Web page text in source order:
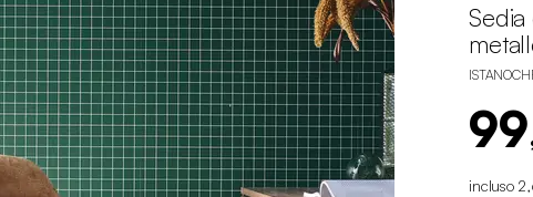
99
incluso